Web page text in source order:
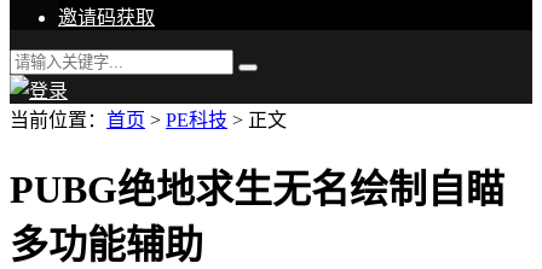
邀请码获取
当前位置： 首页 > PE科技 > 正文
PUBG绝地求生无名绘制自瞄
多功能辅助